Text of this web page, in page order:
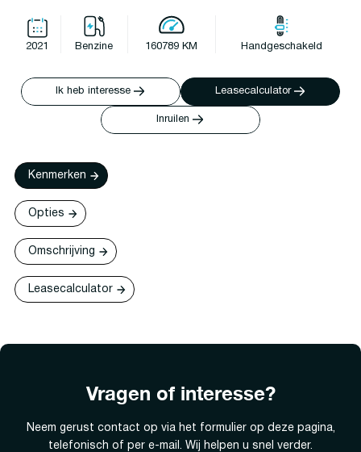
2021 Benzine 160789 KM Handgeschakeld
Ik heb interesse Leasecalculator
Inruilen
Kenmerken
Opties
Omschrijving
Leasecalculator
Vragen of interesse?
Neem gerust contact op via het formulier op deze pagina,
telefonisch of per e-mail. Wij helpen u snel verder.